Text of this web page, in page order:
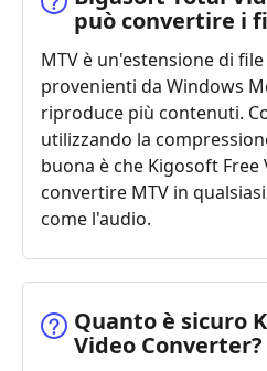
può convertire i
MTV è un'estensione di
provenienti da Windows
riproduce più contenuti.
utilizzando la
buona è che Kigosoft
convertire MTV in
come l'audio.
Quanto è sicuro
Video Converter?